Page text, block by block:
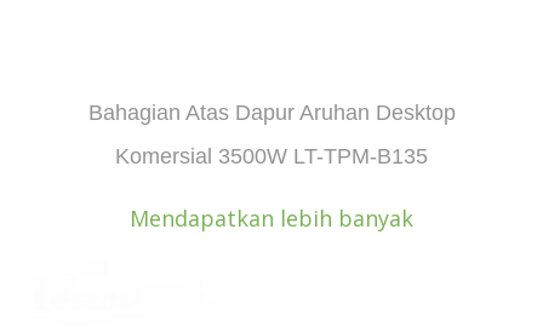
Bahagian Atas Dapur Aruhan Desktop
Komersial 3500W LT-TPM-B135
Mendapatkan lebih banyak